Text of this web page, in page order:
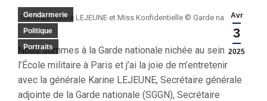
Avr
3
2025
Gendarmerie
Politique
Portraits
Générale Karine LEJEUNE et Miss Konfidentielle © Garde nationale
Nous sommes à la Garde nationale nichée au sein de
l’École militaire à Paris et j’ai la joie de m’entretenir
avec la générale Karine LEJEUNE, Secrétaire générale
adjointe de la Garde nationale (SGGN), Secrétaire